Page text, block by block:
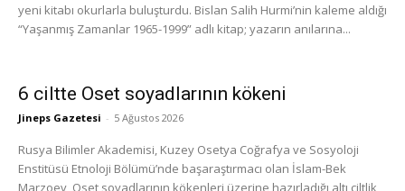
yeni kitabı okurlarla buluşturdu. Bislan Salih Hurmi’nin kaleme aldığı
“Yaşanmış Zamanlar 1965-1999” adlı kitap; yazarın anılarına...
6 ciltte Oset soyadlarının kökeni
Jineps Gazetesi - 5 Ağustos 2026
Rusya Bilimler Akademisi, Kuzey Osetya Coğrafya ve Sosyoloji
Enstitüsü Etnoloji Bölümü’nde başaraştırmacı olan İslam-Bek
Marzoev, Oset soyadlarının kökenleri üzerine hazırladığı altı ciltlik